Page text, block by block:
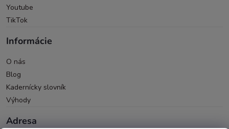
Youtube
TikTok
Informácie
O nás
Blog
Kadernícky slovník
Výhody
Adresa